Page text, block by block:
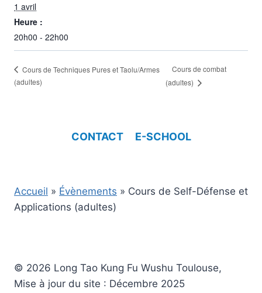
1 avril
Heure :
20h00 - 22h00
Cours de Techniques Pures et Taolu/Armes
(adultes)
Cours de combat
(adultes)
CONTACT E-SCHOOL
Accueil » Évènements » Cours de Self-Défense et
Applications (adultes)
© 2026 Long Tao Kung Fu Wushu Toulouse,
Mise à jour du site : Décembre 2025